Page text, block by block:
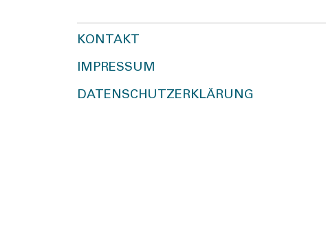
KONTAKT
IMPRESSUM
DATENSCHUTZERKLÄRUNG